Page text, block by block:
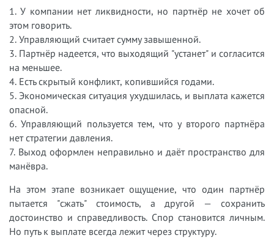
1. У компании нет ликвидности, но партнёр не хочет об
этом говорить.
2. Управляющий считает сумму завышенной.
3. Партнёр надеется, что выходящий "устанет" и согласится
на меньшее.
4. Есть скрытый конфликт, копившийся годами.
5. Экономическая ситуация ухудшилась, и выплата кажется
опасной.
6. Управляющий пользуется тем, что у второго партнёра
нет стратегии давления.
7. Выход оформлен неправильно и даёт пространство для
манёвра.
На этом этапе возникает ощущение, что один партнёр
пытается "сжать" стоимость, а другой — сохранить
достоинство и справедливость. Спор становится личным.
Но путь к выплате всегда лежит через структуру.